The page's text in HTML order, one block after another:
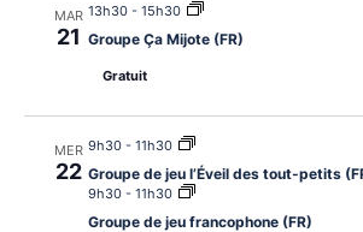
MAR
21
13h30- 15h30
Groupe Ça Mijote (FR)
Gratuit
MER
22
9h30- 11h30
Groupe de jeu l’Éveil des tout-petits
9h30- 11h30
Groupe de jeu francophone (FR)